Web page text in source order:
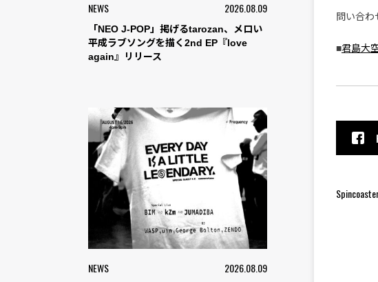
NEWS 2026.08.09
「NEO J-POP」掲げるtarozan、メロい
平成ラブソングを描く2nd EP『love
again』リリース
NEWS 2026.08.09
問い合わ
■君島大